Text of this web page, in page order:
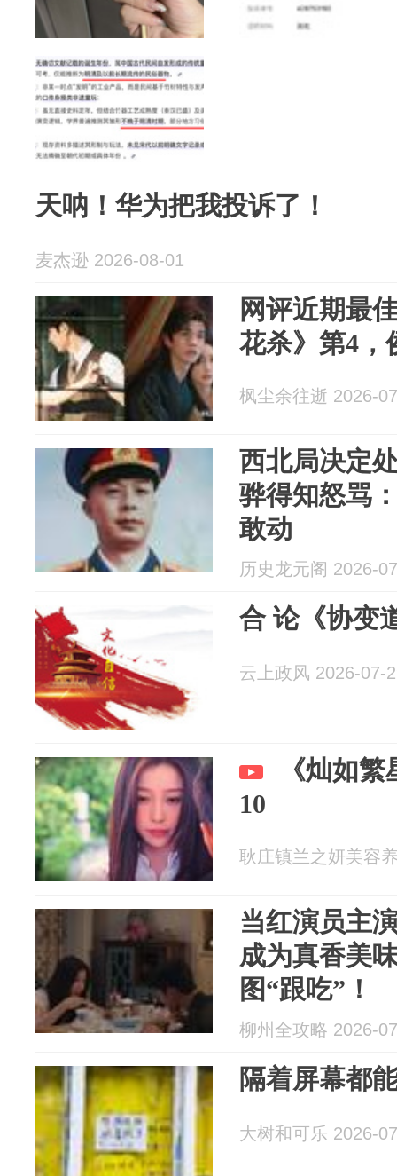
天呐！华为把我投诉了！
麦杰逊 2026-08-01
网评近期最
花杀》第4，
枫尘余往逝 2026-
西北局决定
骅得知怒骂
敢动
历史龙元阁 2026-
合 论《协变
云上政风 2026-07-
《灿如
10
耿庄镇兰之妍美容
当红演员主
成为真香美
图“跟吃”！
柳州全攻略 2026-
隔着屏幕都
大树和可乐 2026-